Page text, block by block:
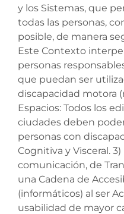
y los Sistemas, que
todas las personas,
posible, de manera
Este Contexto
personas
que puedan ser
discapacidad motora
Espacios: Todos los
ciudades deben
personas con
Cognitiva y Visceral.
comunicación, de
una Cadena de
(informáticos) al ser
usabilidad de mayor